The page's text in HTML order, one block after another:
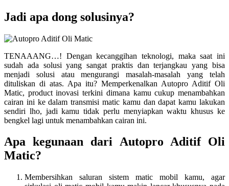
Jadi apa dong solusinya?
TENAAANG…! Dengan kecanggihan teknologi, maka saat ini
sudah ada solusi yang sangat praktis dan terjangkau yang bisa
menjadi solusi atau mengurangi masalah-masalah yang telah
dituliskan di atas. Apa itu? Memperkenalkan Autopro Aditif Oli
Matic, product inovasi terkini dimana kamu cukup menambahkan
cairan ini ke dalam transmisi matic kamu dan dapat kamu lakukan
sendiri lho, jadi kamu tidak perlu menyiapkan waktu khusus ke
bengkel lagi untuk menambahkan cairan ini.
Apa kegunaan dari Autopro Aditif Oli
Matic?
Membersihkan saluran sistem matic mobil kamu, agar